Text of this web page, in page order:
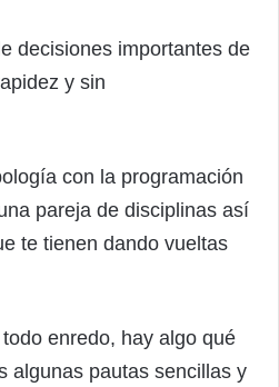
decisiones importantes de
y sin
con la programación
pareja de disciplinas así
te tienen dando vueltas
enredo, hay algo qué
algunas pautas sencillas y